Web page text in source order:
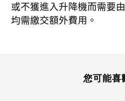
或不獲進入升降機而需要
均需繳交額外費用 。
您可能喜